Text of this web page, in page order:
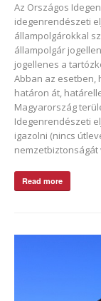
Az Országos
idegenrendészeti
állampolgárokkal
állampolgár
jogellenes a
Abban az esetben,
határon át,
Magyarország
Idegenrendészeti
igazolni (nincs
Read more